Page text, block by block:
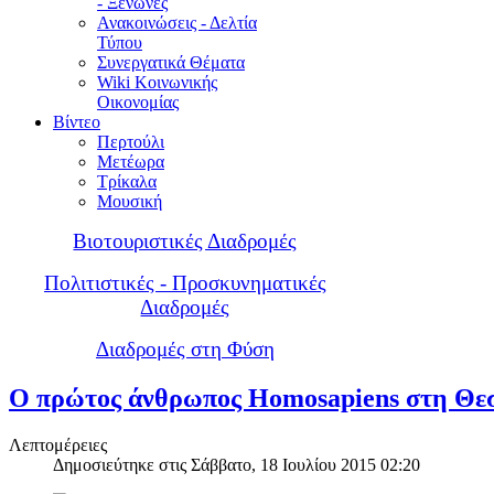
Ανακοινώσεις - Δελτία
Τύπου
Συνεργατικά Θέματα
Wiki Κοινωνικής
Οικονομίας
Βίντεο
Περτούλι
Μετέωρα
Τρίκαλα
Μουσική
Βιοτουριστικές Διαδρομές
Πολιτιστικές - Προσκυνηματικές
Διαδρομές
Διαδρομές στη Φύση
Ο πρώτος άνθρωπος Homosapiens στη
Λεπτομέρειες
Δημοσιεύτηκε στις Σάββατο, 18 Ιουλίου 2015 02:20